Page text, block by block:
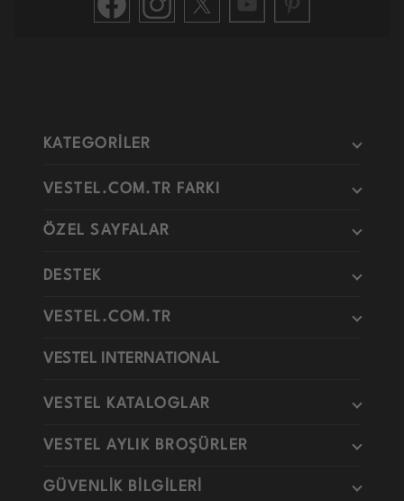
KATEGORİLER
VESTEL.COM.TR FARKI
ÖZEL SAYFALAR
DESTEK
VESTEL.COM.TR
VESTEL INTERNATIONAL
VESTEL KATALOGLAR
VESTEL AYLIK BROŞÜRLER
GÜVENLİK BİLGİLERİ